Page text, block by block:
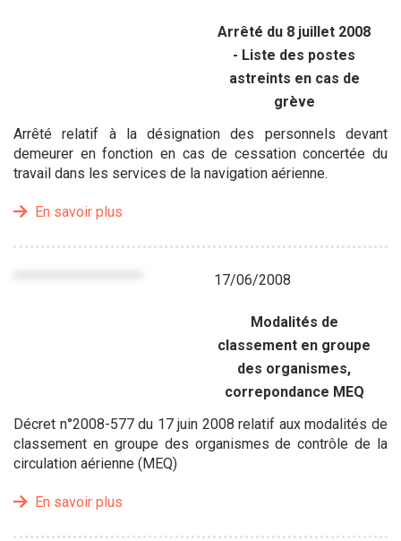
Arrêté du 8 juillet 2008
- Liste des postes
astreints en cas de
grève
Arrêté relatif à la désignation des personnels devant
demeurer en fonction en cas de cessation concertée du
travail dans les services de la navigation aérienne.
En savoir plus
17/06/2008
Modalités de
classement en groupe
des organismes,
correpondance MEQ
Décret n°2008-577 du 17 juin 2008 relatif aux modalités de
classement en groupe des organismes de contrôle de la
circulation aérienne (MEQ)
En savoir plus